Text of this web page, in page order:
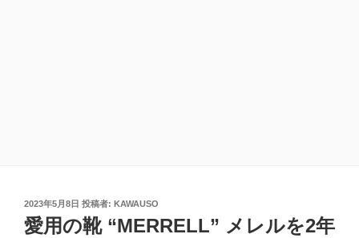
投
稿
日:
2023年5月8日 投稿者: KAWAUSO
愛用の靴 “MERRELL” メレルを2年